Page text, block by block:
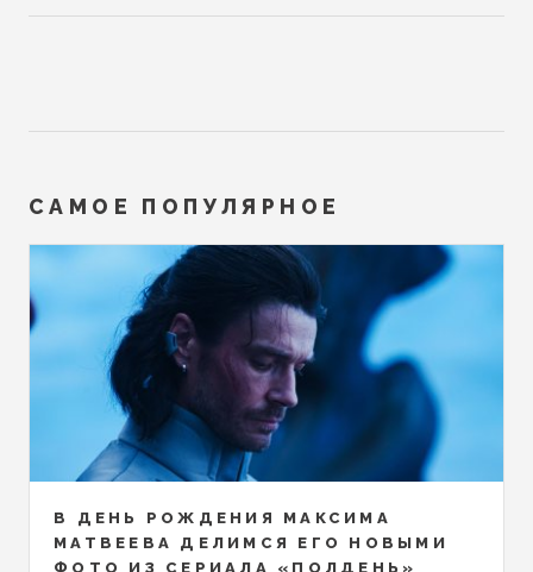
САМОЕ ПОПУЛЯРНОЕ
В ДЕНЬ РОЖДЕНИЯ МАКСИМА
МАТВЕЕВА ДЕЛИМСЯ ЕГО НОВЫМИ
ФОТО ИЗ СЕРИАЛА «ПОЛДЕНЬ»